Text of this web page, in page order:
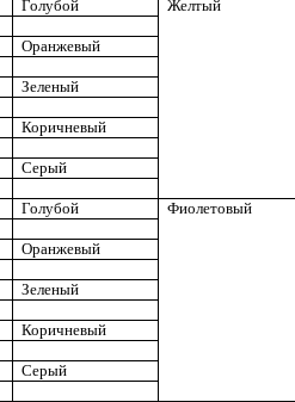
Голубой Желтый
Оранжевый
Зеленый
Коричневый
Серый
Голубой Фиолетовый
Оранжевый
Зеленый
Коричневый
Серый